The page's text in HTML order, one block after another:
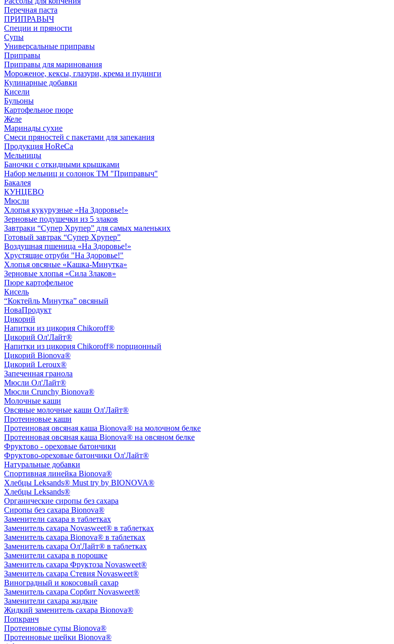
Перечная паста
ПРИПРАВЫЧ
Специи и пряности
Супы
Универсальные приправы
Приправы
Приправы для маринования
Мороженое, кексы, глазури, крема и пудинги
Кулинарные добавки
Кисели
Бульоны
Картофельное пюре
Желе
Маринады сухие
Смеси пряностей с пакетами для запекания
Продукция HoReCa
Мельницы
Баночки с откидными крышками
Набор мельниц и солонок ТМ "Приправыч"
Бакалея
КУНЦЕВО
Мюсли
Хлопья кукурузные «На Здоровье!»
Зерновые подушечки из 5 злаков
Завтраки “Супер Хрупер” для самых маленьких
Готовый завтрак “Супер Хрупер”
Воздушная пшеница «На Здоровье!»
Хрустящие отруби "На Здоровье!"
Хлопья овсяные «Кашка-Минутка»
Зерновые хлопья «Сила Злаков»
Пюре картофельное
Кисель
“Коктейль Минутка” овсяный
НоваПродукт
Цикорий
Напитки из цикория Chikoroff®
Цикорий Ол'Лайт®
Напитки из цикория Chikoroff® порционный
Цикорий Bionova®
Цикорий Leroux®
Запеченная гранола
Мюсли Ол'Лайт®
Мюсли Crunchy Bionova®
Молочные каши
Овсяные молочные каши Ол'Лайт®
Протеиновые каши
Протеиновая овсяная каша Bionova® на молочном белке
Протеиновая овсяная каша Bionova® на овсяном белке
Фруктово - ореховые батончики
Фруктово-ореховые батончики Ол'Лайт®
Натуральные добавки
Спортивная линейка Bionova®
Хлебцы Leksands® Must try by BIONOVA®
Хлебцы Leksands®
Органические сиропы без сахара
Сиропы без сахара Bionova®
Заменители сахара в таблетках
Заменитель сахара Novasweet® в таблетках
Заменитель сахара Bionova® в таблетках
Заменитель сахара Ол'Лайт® в таблетках
Заменители сахара в порошке
Заменитель сахара Фруктоза Novasweet®
Заменитель сахара Стевия Novasweet®
Виноградный и кокосовый сахар
Заменитель сахара Сорбит Novasweet®
Заменители сахара жидкие
Жидкий заменитель сахара Bionova®
Попкранч
Протеиновые супы Bionova®
Протеиновые шейки Bionova®